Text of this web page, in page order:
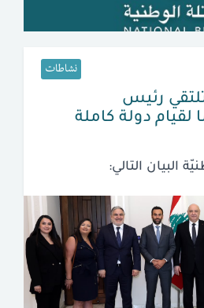
نشاطات
تلتقي رئيس
لقيام دولة كاملة
البيان التالي: